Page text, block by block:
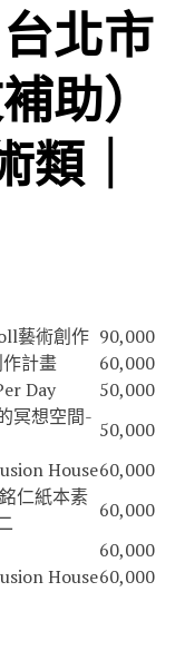
北市
助）
類｜
藝術創作 90,000
計畫
60,000
Day
50,000
冥想空間-
50,000
House60,000
仁紙本素
60,000
60,000
House60,000